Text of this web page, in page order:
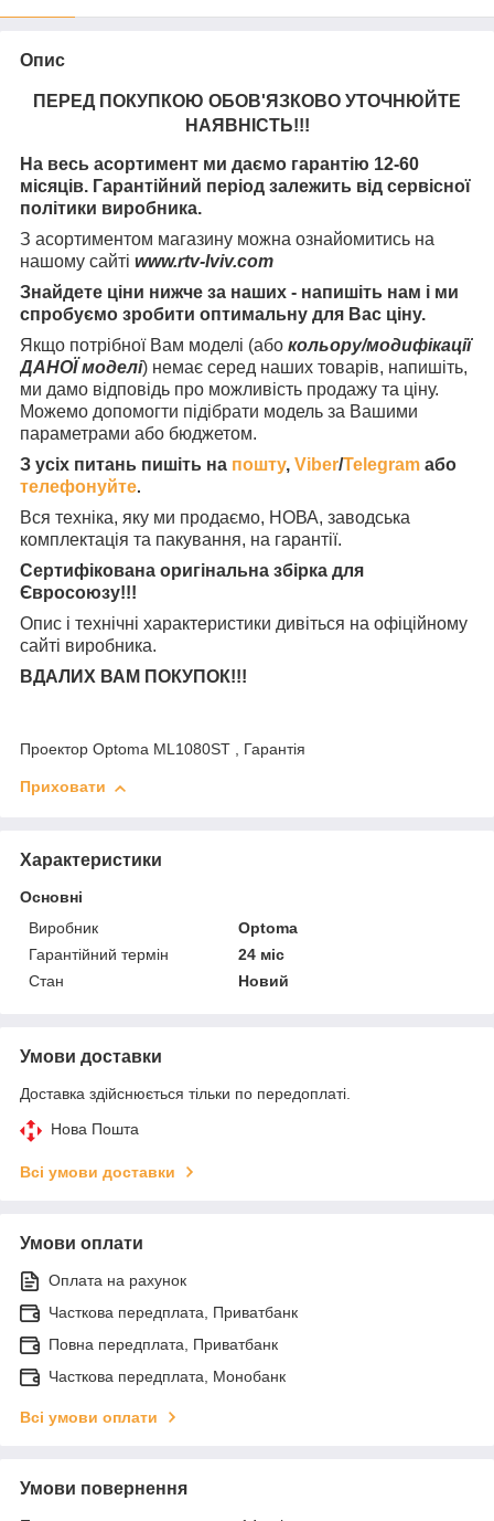
Опис
ПЕРЕД ПОКУПКОЮ ОБОВ'ЯЗКОВО УТОЧНЮЙТЕ
НАЯВНІСТЬ!!!
На весь асортимент ми даємо гарантію 12-60
місяців. Гарантійний період залежить від сервісної
політики виробника.
З асортиментом магазину можна ознайомитись на
нашому сайті www.rtv-lviv.com
Знайдете ціни нижче за наших - напишіть нам і ми
спробуємо зробити оптимальну для Вас ціну.
Якщо потрібної Вам моделі (або кольору/модифікації
ДАНОЇ моделі) немає серед наших товарів, напишіть,
ми дамо відповідь про можливість продажу та ціну.
Можемо допомогти підібрати модель за Вашими
параметрами або бюджетом.
З усіх питань пишіть на пошту, Viber/Telegram або
телефонуйте.
Вся техніка, яку ми продаємо, НОВА, заводська
комплектація та пакування, на гарантії.
Сертифікована оригінальна збірка для
Євросоюзу!!!
Опис і технічні характеристики дивіться на офіційному
сайті виробника.
ВДАЛИХ ВАМ ПОКУПОК!!!
Проектор Optoma ML1080ST , Гарантія
Приховати
Характеристики
Основні
Виробник
Optoma
Гарантійний термін
24 міс
Стан
Новий
Умови доставки
Доставка здійснюється тільки по передоплаті.
Нова Пошта
Всі умови доставки
Умови оплати
Оплата на рахунок
Часткова передплата, Приватбанк
Повна передплата, Приватбанк
Часткова передплата, Монобанк
Всі умови оплати
Умови повернення